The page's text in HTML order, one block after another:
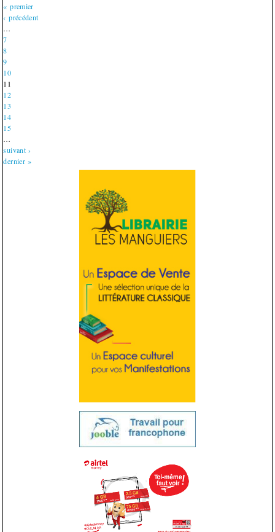
« premier
‹ précédent
…
7
8
9
10
11
12
13
14
15
…
suivant ›
dernier »